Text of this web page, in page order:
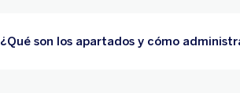
¿Qué son los apartados y cómo